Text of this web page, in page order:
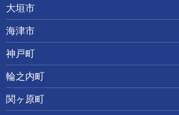
大垣市
海津市
神戸町
輪之内町
関ヶ原町